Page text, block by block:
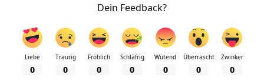
Dein Feedback?
Liebe
0
Traurig
0
Fröhlich
0
Schläfrig
0
Wütend
0
Überrascht
0
Zwinker
0